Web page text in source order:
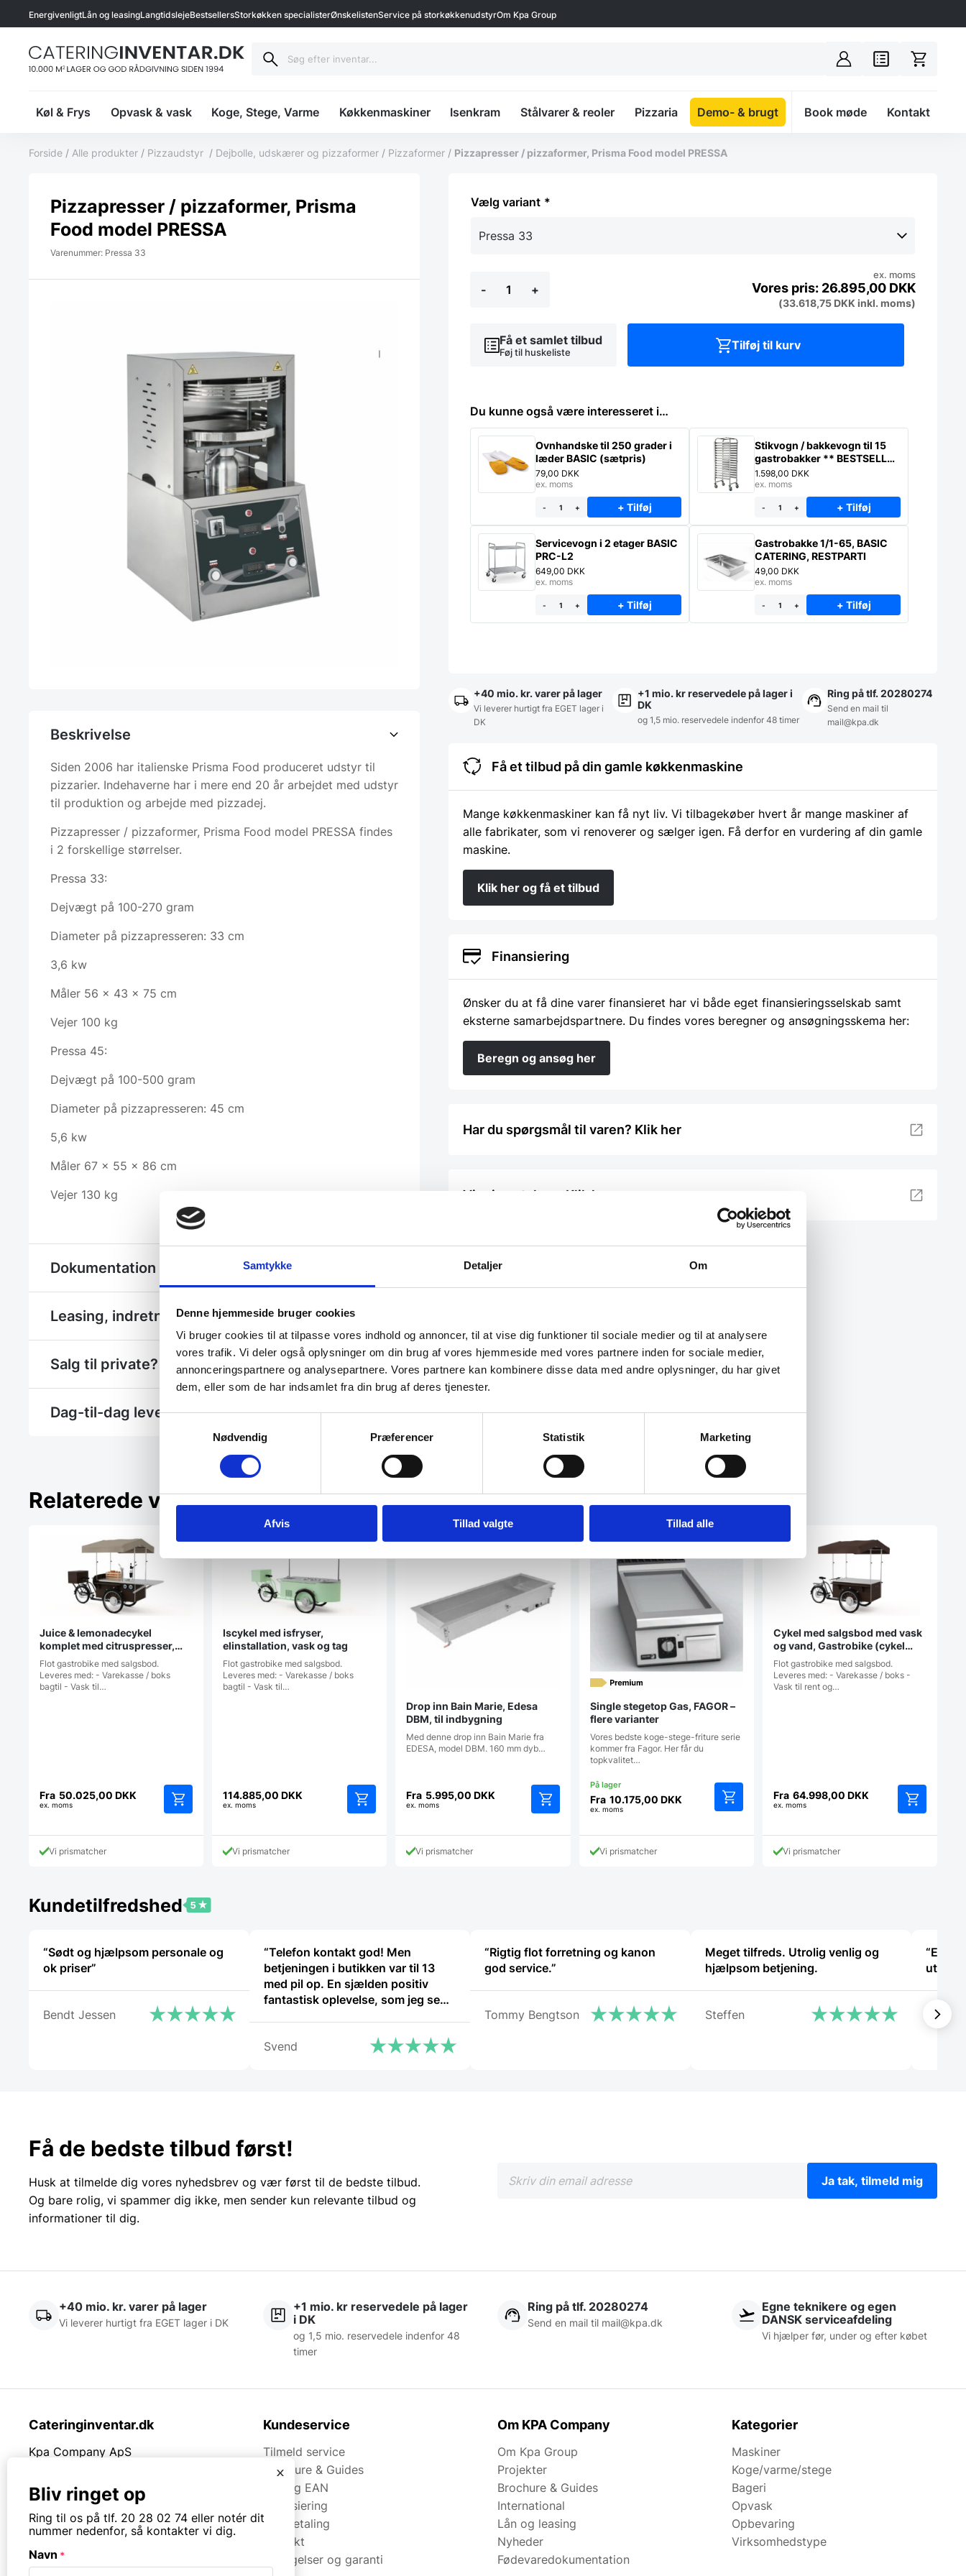
Samtykke Detaljer Om
Denne hjemmeside bruger cookies
Vi bruger cookies til at tilpasse vores indhold og annoncer, til at vise dig funktioner til sociale medier og til at analysere
vores trafik. Vi deler også oplysninger om din brug af vores hjemmeside med vores partnere inden for sociale medier,
annonceringspartnere og analysepartnere. Vores partnere kan kombinere disse data med andre oplysninger, du har givet
dem, eller som de har indsamlet fra din brug af deres tjenester.
Samtykkevalg
Nødvendig
Præferencer Statistik Marketing
Afvis Tillad valgte Tillad alle
EnergivenligtLån og leasingLangtidslejeBestsellersStorkøkken specialisterØnskelistenService på storkøkkenudstyrOm Kpa Group
Køl & Frys Opvask & vask Koge, Stege, Varme Køkkenmaskiner Isenkram Stålvarer & reoler Pizzaria Demo- & brugt Spacer
Book møde Kontakt
Forside / Alle produkter / Pizzaudstyr / Dejbolle, udskærer og pizzaformer / Pizzaformer / Pizzapresser / pizzaformer, Prisma Food model PRESSA
Pizzapresser / pizzaformer, Prisma
Food model PRESSA
Varenummer: Pressa 33
Beskrivelse
Siden 2006 har italienske Prisma Food produceret udstyr til
pizzarier. Indehaverne har i mere end 20 år arbejdet med udstyr
til produktion og arbejde med pizzadej.
Pizzapresser / pizzaformer, Prisma Food model PRESSA findes
i 2 forskellige størrelser.
Pressa 33:
Dejvægt på 100-270 gram
Diameter på pizzapresseren: 33 cm
3,6 kw
Måler 56 x 43 x 75 cm
Vejer 100 kg
Pressa 45:
Dejvægt på 100-500 gram
Diameter på pizzapresseren: 45 cm
5,6 kw
Måler 67 x 55 x 86 cm
Vejer 130 kg
Dokumentation
Leasing, indretning eller et hjælp til et projekt?
Salg til private? - Se Gastrobutikken.dk
Dag-til-dag levering
variant
-
model
PRESSA
+ 26.895,00 DKK
ex. moms
(33.618,75 DKK inkl. moms)
Få et samlet tilbud
Føj til huskeliste Tilføj til kurv
Du kunne også være interesseret i…
Ovnhandske til 250 grader i
læder BASIC (sætpris)
79,00 DKK
ex. moms
- + + Tilføj
Servicevogn i 2 etager BASIC
PRC-L2
649,00 DKK
ex. moms
- + + Tilføj
Stikvogn / bakkevogn til 15
gastrobakker ** BESTSELLER
* – Saml selv
1.598,00 DKK
ex. moms
- + + Tilføj
Gastrobakke 1/1-65, BASIC
CATERING, RESTPARTI
49,00 DKK
ex. moms
- + + Tilføj
+40 mio. kr. varer på lager
Vi leverer hurtigt fra EGET lager i
DK
+1 mio. kr reservedele på lager i
DK
og 1,5 mio. reservedele indenfor 48 timer
Ring på tlf. 20280274
Send en mail til
mail@kpa.dk
Få et tilbud på din gamle køkkenmaskine
Mange køkkenmaskiner kan få nyt liv. Vi tilbagekøber hvert år mange maskiner af
alle fabrikater, som vi renoverer og sælger igen. Få derfor en vurdering af din gamle
maskine.
Klik her og få et tilbud
Finansiering
Ønsker du at få dine varer finansieret har vi både eget finansieringsselskab samt
eksterne samarbejdspartnere. Du findes vores beregner og ansøgningsskema her:
Beregn og ansøg her
Har du spørgsmål til varen? Klik her
Vi prismatcher - Klik her
Relaterede varer
Juice & lemonadecykel
komplet med citruspresser,
isbeholder mv
Flot gastrobike med salgsbod.
Leveres med: - Varekasse / boks
bagtil - Vask til…
Fra 50.025,00 DKK
ex. moms
vare
kan
vælges
Vi prismatcher
Iscykel med isfryser,
elinstallation, vask og tag
Flot gastrobike med salgsbod.
Leveres med: - Varekasse / boks
bagtil - Vask til…
114.885,00 DKK
ex. moms
vare
Vi prismatcher
Drop inn Bain Marie, Edesa
DBM, til indbygning
Med denne drop inn Bain Marie fra
EDESA, model DBM. 160 mm dyb…
Fra 5.995,00 DKK
ex. moms
vare
Vi prismatcher
Single stegetop Gas, FAGOR –
flere varianter
Vores bedste koge-stege-friture serie
kommer fra Fagor. Her får du
topkvalitet…
Fra 10.175,00 DKK
ex. moms
Vi prismatcher
Cykel med salgsbod med vask
og vand, Gastrobike (cykel
bagtil )
Flot gastrobike med salgsbod.
Leveres med: - Varekasse / boks -
Vask til rent og…
Fra 64.998,00 DKK
ex. moms
vare
Vi prismatcher
Kundetilfredshed
“Sødt og hjælpsom personale og
ok priser”
Bendt Jessen
“Telefon kontakt god! Men
betjeningen i butikken var til 13
med pil op. En sjælden positiv
fantastisk oplevelse, som jeg sent
Svend
“Rigtig flot forretning og kanon
god service.”
Tommy Bengtson
Meget tilfreds. Utrolig venlig og
hjælpsom betjening.
Steffen
“Er
utrolig
Tina
Få de bedste tilbud først!
Husk at tilmelde dig vores nyhedsbrev og vær først til de bedste tilbud.
Og bare rolig, vi spammer dig ikke, men sender kun relevante tilbud og
informationer til dig.
Ja tak, tilmeld mig
+40 mio. kr. varer på lager
Vi leverer hurtigt fra EGET lager i DK
+1 mio. kr reservedele på lager
i DK
og 1,5 mio. reservedele indenfor 48
timer
Ring på tlf. 20280274
Send en mail til mail@kpa.dk
Egne teknikere og egen
DANSK serviceafdeling
Vi hjælper før, under og efter købet
Cateringinventar.dk
Kpa Company ApS
7430 Ikast
Tlf.20280274
CVR. 18066904
Kundeservice
Tilmeld service
Brochure & Guides
Faq og EAN
Finansiering
Kortbetaling
Kontakt
Betingelser og garanti
Om KPA Company
Om Kpa Group
Projekter
Brochure & Guides
International
Lån og leasing
Nyheder
Fødevaredokumentation
Kategorier
Maskiner
Koge/varme/stege
Bageri
Opvask
Opbevaring
Virksomhedstype
x
Bliv ringet op
Ring til os på tlf. 20 28 02 74 eller notér dit
nummer nedenfor, så kontakter vi dig.
Navn *